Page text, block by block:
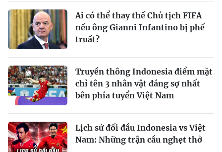
Ai có thể thay thế Chủ tịch FIFA
nếu ông Gianni Infantino bị phế
truất?
Truyền thông Indonesia điểm mặt
chỉ tên 3 nhân vật đáng sợ nhất
bên phía tuyển Việt Nam
Lịch sử đối đầu Indonesia vs Việt
Nam: Những trận cầu nghẹt thở